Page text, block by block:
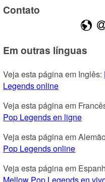
Contato
Em outras línguas
Veja esta página em Inglês:
Legends online
Veja esta página em
Pop Legends en ligne
Veja esta página em
Pop Legends online
Veja esta página em
Mellow Pop Legends en